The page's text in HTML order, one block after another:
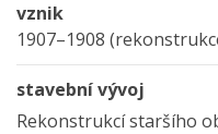
vznik
1907–1908
stavební vývoj
Rekonstrukcí staršího